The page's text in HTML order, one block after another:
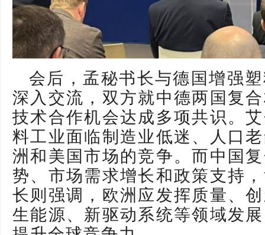
会后，孟秘书长与德国增强
深入交流，双方就中德两国复
技术合作机会达成多项共识。
料工业面临制造业低迷、人口
洲和美国市场的竞争。而中国
势、市场需求增长和政策支持
长则强调，欧洲应发挥质量、
生能源、新驱动系统等领域发